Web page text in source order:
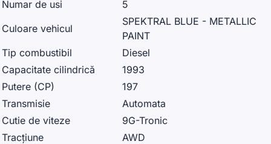
Numar de usi
5
Culoare vehicul
SPEKTRAL BLUE - METALLIC
PAINT
Tip combustibil
Diesel
Capacitate cilindrică
1993
Putere (CP)
197
Transmisie
Automata
Cutie de viteze
9G-Tronic
Tracțiune
AWD